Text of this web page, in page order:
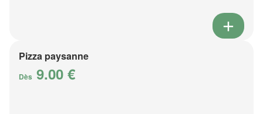
Pizza paysanne
Dès 9.00 €